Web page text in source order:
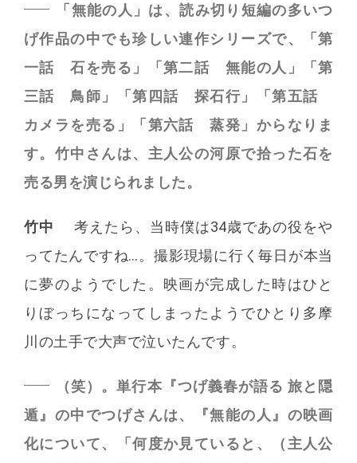
「無能の人」は、読み切り短編の多いつ
げ作品の中でも珍しい連作シリーズで、「第
一話 石を売る」「第二話 無能の人」「第
三話 鳥師」「第四話 探石行」「第五話
カメラを売る」「第六話 蒸発」からなりま
す。竹中さんは、主人公の河原で拾った石を
売る男を演じられました。
竹中
考えたら、当時僕は34歳であの役をや
ってたんですね…。撮影現場に行く毎日が本当
に夢のようでした。映画が完成した時はひと
りぼっちになってしまったようでひとり多摩
川の土手で大声で泣いたんです。
（笑）。単行本『つげ義春が語る 旅と隠
遁』の中でつげさんは、『無能の人』の映画
化について、「何度か見ていると、（主人公